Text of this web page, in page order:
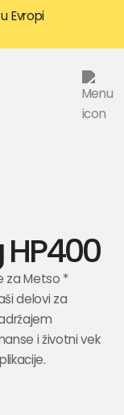
Evropi
za Metso *
delovi za
i životni vek